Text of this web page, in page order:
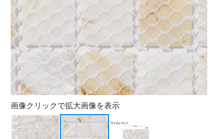
画像クリックで拡大画像を表示